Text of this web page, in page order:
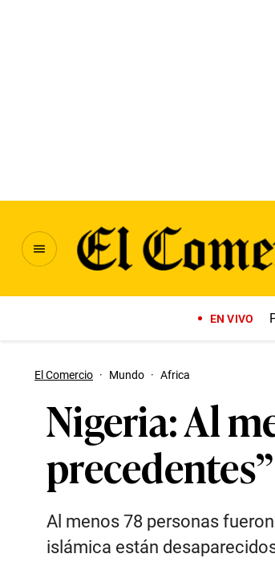
EN VIVO
El Comercio · Mundo · Africa
Nigeria: Al
Al menos 78 personas
islámica están